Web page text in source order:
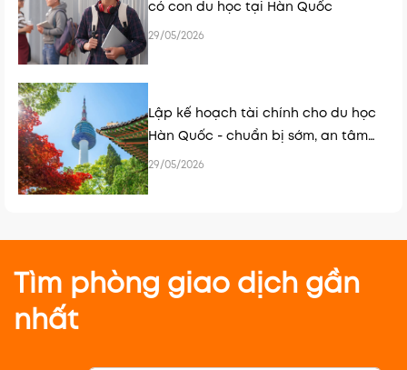
có con du học tại Hàn Quốc
29/05/2026
Lập kế hoạch tài chính cho du học
Hàn Quốc - chuẩn bị sớm, an tâm
hơn
29/05/2026
Tìm phòng giao dịch gần
nhất